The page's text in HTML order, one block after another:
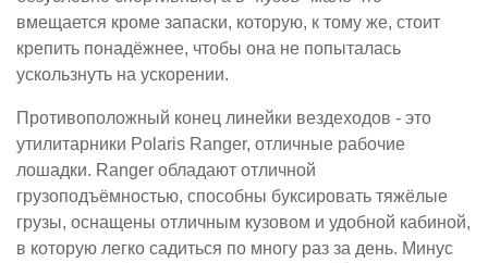
вмещается кроме запаски, которую, к тому же, стоит
крепить понадёжнее, чтобы она не попыталась
ускользнуть на ускорении.
Противоположный конец линейки вездеходов - это
утилитарники Polaris Ranger, отличные рабочие
лошадки. Ranger обладают отличной
грузоподъёмностью, способны буксировать тяжёлые
грузы, оснащены отличным кузовом и удобной кабиной,
в которую легко садиться по многу раз за день. Минус